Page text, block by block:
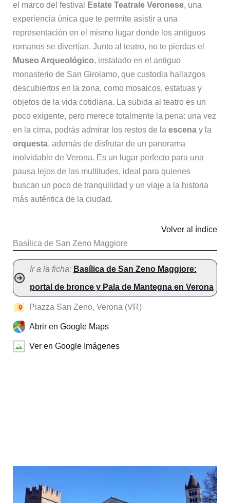
el marco del festival
Estate Teatrale Veronese, una
experiencia única que te permite asistir a una
representación en el mismo lugar donde los antiguos
romanos se divertían. Junto al teatro, no te pierdas el
Museo Arqueológico, instalado en el antiguo
monasterio de San Girolamo, que custodia hallazgos
descubiertos en la zona, como mosaicos, estatuas y
objetos de la vida cotidiana. La subida al teatro es un
poco exigente, pero merece totalmente la pena: una vez
en la cima, podrás admirar los restos de la escenay la
orquesta, además de disfrutar de un panorama
inolvidable de Verona. Es un lugar perfecto para una
pausa lejos de las multitudes, ideal para quienes
buscan un poco de tranquilidad y un viaje a la historia
más auténtica de la ciudad.
Basílica de San Zeno Maggiore
Volver al índice
Ir a la ficha: Basílica de San Zeno Maggiore:
portal de bronce y Pala de Mantegna en Verona
Piazza San Zeno, Verona (VR)
Abrir en Google Maps
Ver en Google Imágenes